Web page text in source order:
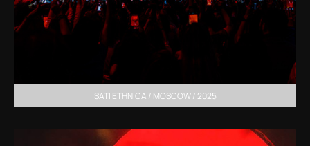
SATI ETHNICA / MOSCOW / 2025